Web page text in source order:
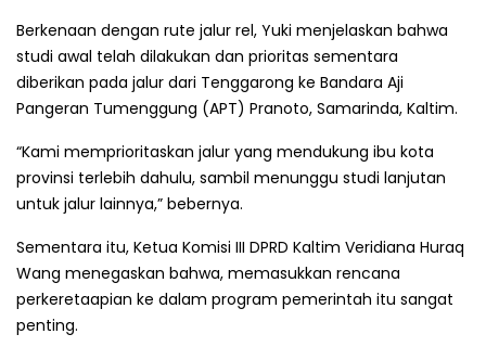
Berkenaan dengan rute jalur rel, Yuki menjelaskan bahwa
studi awal telah dilakukan dan prioritas sementara
diberikan pada jalur dari Tenggarong ke Bandara Aji
Pangeran Tumenggung (APT) Pranoto, Samarinda, Kaltim.
“Kami memprioritaskan jalur yang mendukung ibu kota
provinsi terlebih dahulu, sambil menunggu studi lanjutan
untuk jalur lainnya,” bebernya.
Sementara itu, Ketua Komisi III DPRD Kaltim Veridiana Huraq
Wang menegaskan bahwa, memasukkan rencana
perkeretaapian ke dalam program pemerintah itu sangat
penting.